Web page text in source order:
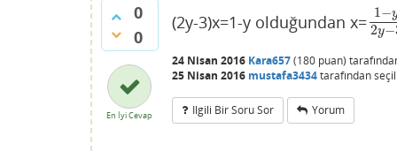
0
0
En İyi Cevap
(2y-3)x=1-y olduğundan x= 1−
2y−
1−y
24 Nisan 2016 Kara657(180 puan)
25 Nisan 2016 mustafa3434tarafından
Ilgili Bir Soru Sor Yorum